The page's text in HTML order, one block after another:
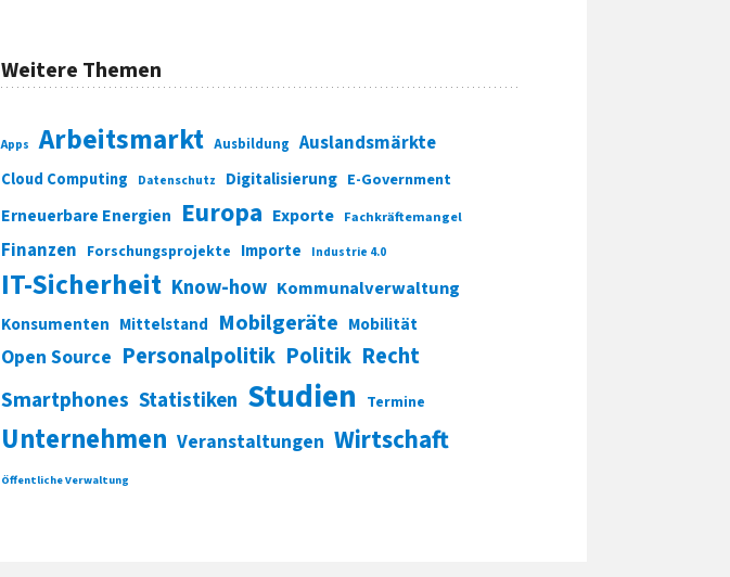
Weitere Themen
Apps Arbeitsmarkt Ausbildung Auslandsmärkte
Cloud Computing Datenschutz Digitalisierung E-Government
Erneuerbare Energien Europa Exporte Fachkräftemangel
Finanzen Forschungsprojekte Importe Industrie 4.0
IT-Sicherheit Know-how Kommunalverwaltung
Konsumenten Mittelstand Mobilgeräte Mobilität
Open Source Personalpolitik Politik Recht
Smartphones Statistiken Studien Termine
Unternehmen Veranstaltungen Wirtschaft
Öffentliche Verwaltung